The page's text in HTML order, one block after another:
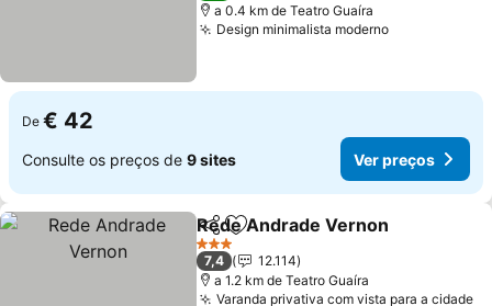
a 0.4 km de Teatro Guaíra
Design minimalista modernoVer preços
De € 42
Consulte os preços de 9 sites Ver preços
PartilharAdicionar aos favoritos
Rede Andrade Vernon
3 Estrelas
7,4
12.114
a 1.2 km de Teatro Guaíra
Varanda privativa com vista para a cidade